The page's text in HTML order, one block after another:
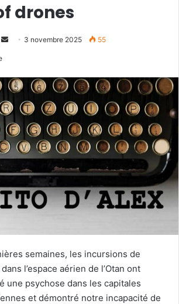
drones
o
e
r
u
n
u
r
i
e
l
3 novembre 2025 55
semaines, les incursions de
l’espace aérien de l’Otan ont
une psychose dans les capitales
et démontré notre incapacité de